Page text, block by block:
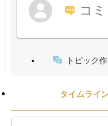
コ
トピック
タイムライ